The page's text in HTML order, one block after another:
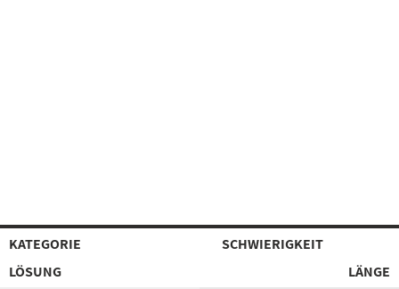
KATEGORIE
SCHWIERIGKEIT
LÖSUNG
LÄNGE